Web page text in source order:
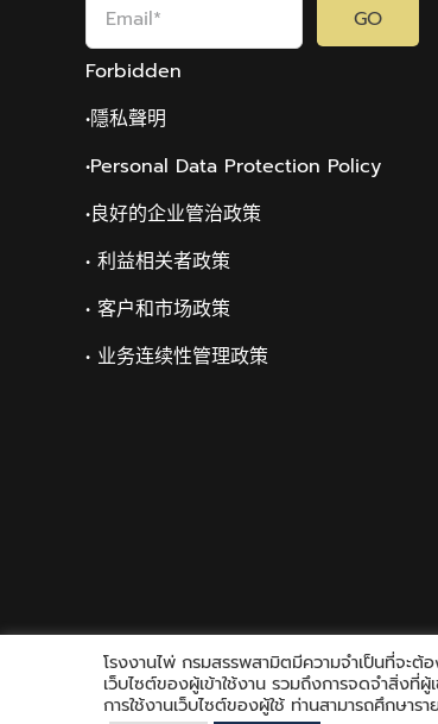
GO
Forbidden
•隱私聲明
•Personal Data Protection Policy
•良好的企业管治政策
• 利益相关者政策
• 客户和市场政策
• 业务连续性管理政策
โรงงานไพ่ กรมสรรพสามิตมีความจำเป็นที่จะต้
เว็บไซต์ของผู้เข้าใช้งาน รวมถึงการจดจำสิ่งที่
การใช้งานเว็บไซต์ของผู้ใช้ ท่านสามารถศึกษาร